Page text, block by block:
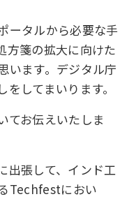
ータルから必要な手
方箋の拡大に向けた
います。デジタル庁
してまいります。
てお伝えいたしま
出張して、インド工
Techfestにおい